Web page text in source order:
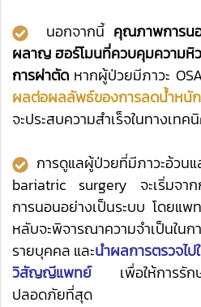
นอกจากนี้ คุณภาพการน
ผลาญ ฮอร์โมนที่ควบคุมความหิ
การผ่าตัด หากผู้ป่วยมีภาวะ
ผลต่อผลลัพธ์ของการลดน้ำหนัก
จะประสบความสำเร็จในทางเทค
การดูแลผู้ป่วยที่มีภาวะอ้วน
bariatric surgery จะเริ่มจาก
การนอนอย่างเป็นระบบ โดยแ
หลับจะพิจารณาความจำเป็นใ
รายบุคคล และนำผลการตรวจไ
วิสัญญีแพทย์เพื่อให้การรักษา
ปลอดภัยที่สุด